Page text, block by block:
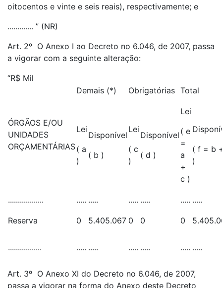
oitocentos e vinte e seis reais), respectivamente; e
............. ” (NR)
Art. 2º O Anexo I ao Decreto no 6.046, de 2007, passa
a vigorar com a seguinte alteração:
“R$ Mil
ÓRGÃOS E/OU
UNIDADES
ORÇAMENTÁRIAS
Demais (*) Obrigatórias Total
Lei
( a
)
Disponível
( b )
Lei
( c
)
Disponível
( d )
Lei
( e
=
a
+
c )
( f = b
)
.................. ..... ..... ..... ..... ..... .....
Reserva 0 5.405.067 0 0 0
................. ..... ..... ..... ..... ..... .....
Art. 3º O Anexo XI do Decreto no 6.046, de 2007,
passa a vigorar na forma do Anexo deste Decreto